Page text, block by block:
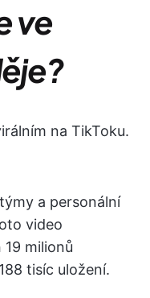
ve
na TikToku.
a personální
video
milionů
tisíc uložení.